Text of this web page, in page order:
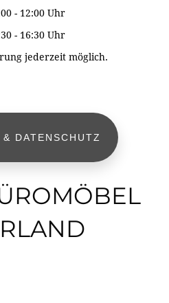
- 12:00 Uhr
- 16:30 Uhr
jederzeit möglich.
DATENSCHUTZ